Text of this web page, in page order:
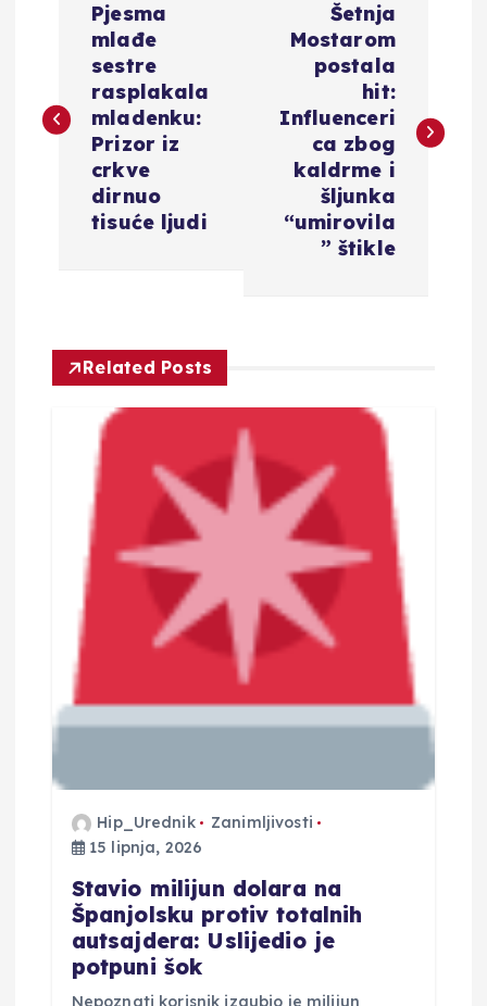
v
v
a
Pjesma
mlađe
sestre
rasplakala
mladenku:
Prizor iz
crkve
dirnuo
tisuće ljudi
Šetnja
Mostarom
postala
hit:
Influenceri
ca zbog
kaldrme i
šljunka
“umirovila
” štikle
Related Posts
Hip_Urednik
Zanimljivosti
15 lipnja, 2026
Stavio milijun dolara na
Španjolsku protiv totalnih
autsajdera: Uslijedio je
potpuni šok